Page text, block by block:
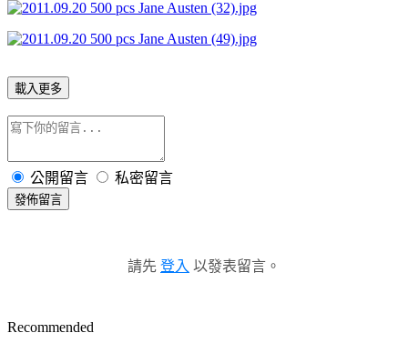
載入更多
公開留言 私密留言
發佈留言
請先 登入 以發表留言。
Recommended